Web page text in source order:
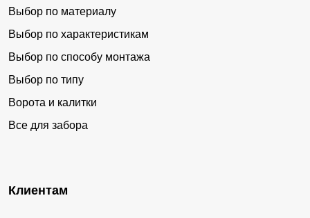
Выбор по материалу
Выбор по характеристикам
Выбор по способу монтажа
Выбор по типу
Ворота и калитки
Все для забора
Клиентам